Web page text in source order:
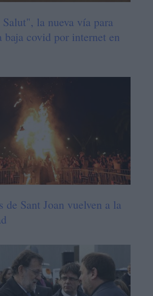
la nueva vía para
baja covid por internet en
de Sant Joan vuelven a la